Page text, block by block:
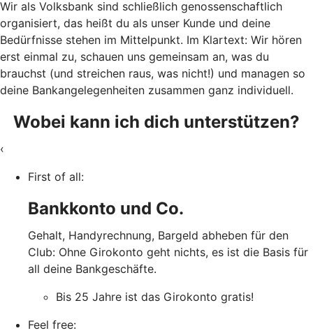
Wir als Volksbank sind schließlich genossenschaftlich
organisiert, das heißt du als unser Kunde und deine
Bedürfnisse stehen im Mittelpunkt. Im Klartext: Wir hören
erst einmal zu, schauen uns gemeinsam an, was du
brauchst (und streichen raus, was nicht!) und managen so
deine Bankangelegenheiten zusammen ganz individuell.
Wobei kann ich dich unterstützen?
‹
First of all:
Bankkonto und Co.
Gehalt, Handyrechnung, Bargeld abheben für den
Club: Ohne Girokonto geht nichts, es ist die Basis für
all deine Bankgeschäfte.
Bis 25 Jahre ist das Girokonto gratis!
Feel free: